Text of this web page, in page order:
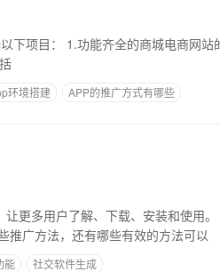
括
环境搭建
APP的推广方式有哪些
更多用户了解、下载、安装和使用。
推广方法，还有哪些有效的方法可以
能
社交软件生成